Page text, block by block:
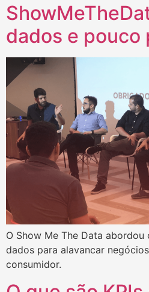
dados e pouco
O Show Me The Data
dados para alavancar
consumidor.